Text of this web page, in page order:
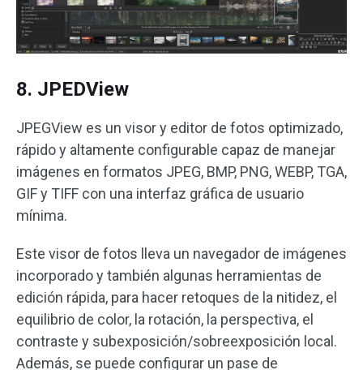
8. JPEDView
JPEGView es un visor y editor de fotos optimizado,
rápido y altamente configurable capaz de manejar
imágenes en formatos JPEG, BMP, PNG, WEBP, TGA,
GIF y TIFF con una interfaz gráfica de usuario
mínima.
Este visor de fotos lleva un navegador de imágenes
incorporado y también algunas herramientas de
edición rápida, para hacer retoques de la nitidez, el
equilibrio de color, la rotación, la perspectiva, el
contraste y subexposición/sobreexposición local.
Además, se puede configurar un pase de